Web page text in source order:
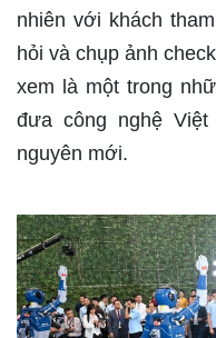
nhiên với khách
hỏi và chụp ảnh
xem là một trong
đưa công nghệ
nguyên mới.